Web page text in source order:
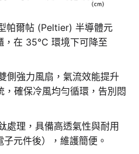
帕爾帖 (Peltier) 半導體元
，在 35°C 環境下可降至
側強力風扇，氣流效能提升
確保冷風均勻循環，告別悶
處理，具備高透氣性與耐用
元件後），維護簡便。